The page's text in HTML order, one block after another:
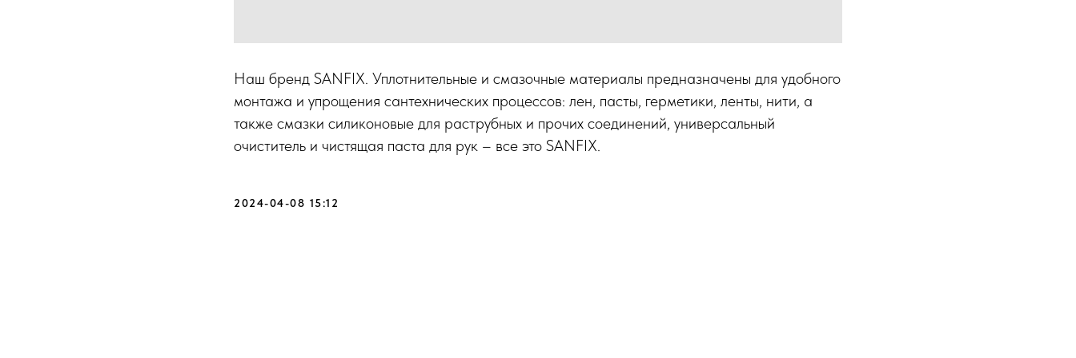
Наш бренд SANFIX. Уплотнительные и смазочные материалы предназначены для удобного
монтажа и упрощения сантехнических процессов: лен, пасты, герметики, ленты, нити, а
также смазки силиконовые для раструбных и прочих соединений, универсальный
очиститель и чистящая паста для рук – все это SANFIX.
2024-04-08 15:12